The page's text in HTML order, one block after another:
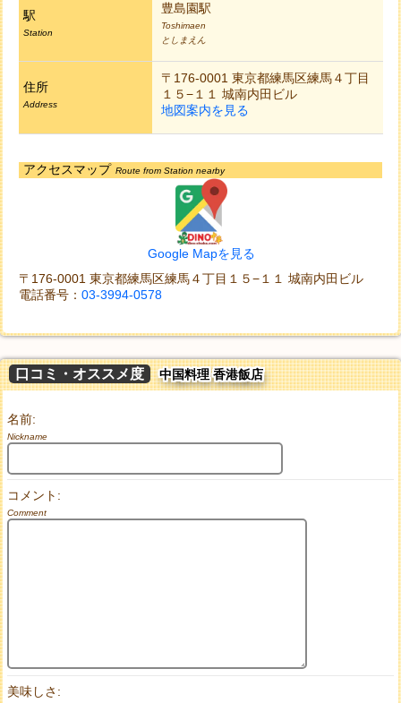
駅
Station
豊島園駅
Toshimaen
としまえん
住所
Address
〒176-0001 東京都練馬区練馬４丁目
１５−１１ 城南内田ビル
地図案内を見る
アクセスマップ Route from Station nearby
Google Mapを見る
〒176-0001 東京都練馬区練馬４丁目１５−１１ 城南内田ビル
電話番号： 03-3994-0578
口コミ・オススメ度 中国料理 香港飯店
名前:
Nickname
コメント:
Comment
美味しさ: